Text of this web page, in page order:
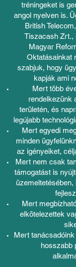
tréningeket is
angol nyelven is.
British
Tiszacash Zrt.,
Magyar
Oktatásainkat
szabjuk, hogy
kapják ami
Mert több
rendelkezünk
területén, és
legújabb
Mert egyedi
minden
az igényeiket,
Mert nem csak
támogatást is
Mert
elkötelezettek
Mert
hosszabb